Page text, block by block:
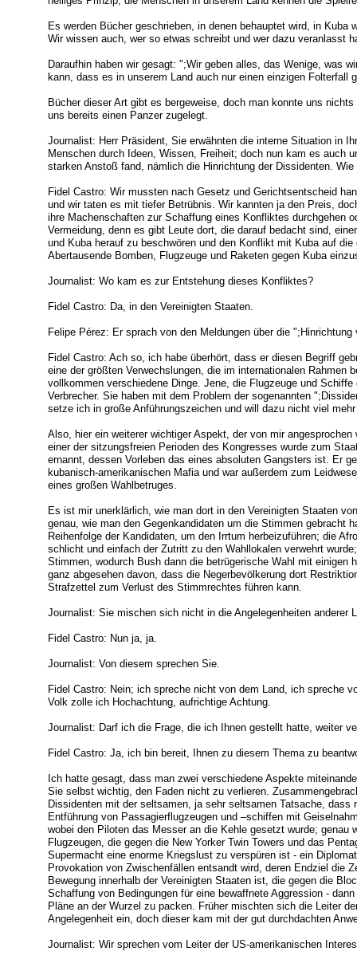
Es werden Bücher geschrieben, in denen behauptet wird, in Kuba
Wir wissen auch, wer so etwas schreibt und wer dazu veranlasst
Daraufhin haben wir gesagt: ";Wir geben alles, das Wenige, was
kann, dass es in unserem Land auch nur einen einzigen Folterfall
Bücher dieser Art gibt es bergeweise, doch man konnte uns
uns bereits einen Panzer zugelegt.
Journalist: Herr Präsident, Sie erwähnten die interne Situation in
Menschen durch Ideen, Wissen, Freiheit; doch nun kam es auch
starken Anstoß fand, nämlich die Hinrichtung der Dissidenten.
Fidel Castro: Wir mussten nach Gesetz und Gerichtsentscheid
und wir taten es mit tiefer Betrübnis. Wir kannten ja den Preis,
ihre Machenschaften zur Schaffung eines Konfliktes durchgehen
Vermeidung, denn es gibt Leute dort, die darauf bedacht sind,
und Kuba herauf zu beschwören und den Konflikt mit Kuba auf
Abertausende Bomben, Flugzeuge und Raketen gegen Kuba
Journalist: Wo kam es zur Entstehung dieses Konfliktes?
Fidel Castro: Da, in den Vereinigten Staaten.
Felipe Pérez: Er sprach von den Meldungen über die
Fidel Castro: Ach so, ich habe überhört, dass er diesen Begriff
eine der größten Verwechslungen, die im internationalen Rahmen
vollkommen verschiedene Dinge. Jene, die Flugzeuge und
Verbrecher. Sie haben mit dem Problem der sogenannten
setze ich in große Anführungszeichen und will dazu nicht viel
Also, hier ein weiterer wichtiger Aspekt, der von mir
einer der sitzungsfreien Perioden des Kongresses wurde zum
ernannt, dessen Vorleben das eines absoluten Gangsters ist. Er
kubanisch-amerikanischen Mafia und war außerdem zum
eines großen Wahlbetruges.
Es ist mir unerklärlich, wie man dort in den Vereinigten Staaten
genau, wie man den Gegenkandidaten um die Stimmen gebracht
Reihenfolge der Kandidaten, um den Irrtum herbeizuführen; die
schlicht und einfach der Zutritt zu den Wahllokalen verwehrt
Stimmen, wodurch Bush dann die betrügerische Wahl mit einigen
ganz abgesehen davon, dass die Negerbevölkerung dort
Strafzettel zum Verlust des Stimmrechtes führen kann.
Journalist: Sie mischen sich nicht in die Angelegenheiten anderer
Fidel Castro: Nun ja, ja.
Journalist: Von diesem sprechen Sie.
Fidel Castro: Nein; ich spreche nicht von dem Land, ich spreche
Volk zolle ich Hochachtung, aufrichtige Achtung.
Journalist: Darf ich die Frage, die ich Ihnen gestellt hatte, weiter
Fidel Castro: Ja, ich bin bereit, Ihnen zu diesem Thema zu
Ich hatte gesagt, dass man zwei verschiedene Aspekte
Sie selbst wichtig, den Faden nicht zu verlieren.
Dissidenten mit der seltsamen, ja sehr seltsamen Tatsache, dass
Entführung von Passagierflugzeugen und –schiffen mit
wobei den Piloten das Messer an die Kehle gesetzt wurde; genau
Flugzeugen, die gegen die New Yorker Twin Towers und das
Supermacht eine enorme Kriegslust zu verspüren ist - ein
Provokation von Zwischenfällen entsandt wird, deren Endziel die
Bewegung innerhalb der Vereinigten Staaten ist, die gegen die
Schaffung von Bedingungen für eine bewaffnete Aggression -
Pläne an der Wurzel zu packen. Früher mischten sich die Leiter
Angelegenheit ein, doch dieser kam mit der gut durchdachten
Journalist: Wir sprechen vom Leiter der US-amerikanischen